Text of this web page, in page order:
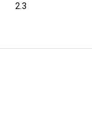
2.3